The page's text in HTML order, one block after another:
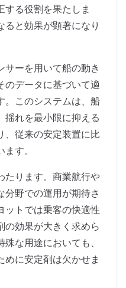
る役割を果たしま
と効果が顕著になり
サーを用いて船の動き
のデータに基づいて適
。このシステムは、船
揺れを最小限に抑える
、従来の安定装置に比
す。
たります。商業航行や
野での運用が期待さ
ットでは乗客の快適性
の効果が大きく求めら
な用途においても、
に安定剤は欠かせま